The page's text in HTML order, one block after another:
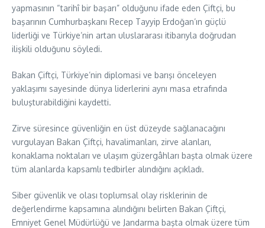
yapmasının “tarihî bir başarı” olduğunu ifade eden Çiftçi, bu
başarının Cumhurbaşkanı Recep Tayyip Erdoğan’ın güçlü
liderliği ve Türkiye’nin artan uluslararası itibarıyla doğrudan
ilişkili olduğunu söyledi.
Bakan Çiftçi, Türkiye’nin diplomasi ve barışı önceleyen
yaklaşımı sayesinde dünya liderlerini aynı masa etrafında
buluşturabildiğini kaydetti.
Zirve süresince güvenliğin en üst düzeyde sağlanacağını
vurgulayan Bakan Çiftçi, havalimanları, zirve alanları,
konaklama noktaları ve ulaşım güzergâhları başta olmak üzere
tüm alanlarda kapsamlı tedbirler alındığını açıkladı.
Siber güvenlik ve olası toplumsal olay risklerinin de
değerlendirme kapsamına alındığını belirten Bakan Çiftçi,
Emniyet Genel Müdürlüğü ve Jandarma başta olmak üzere tüm